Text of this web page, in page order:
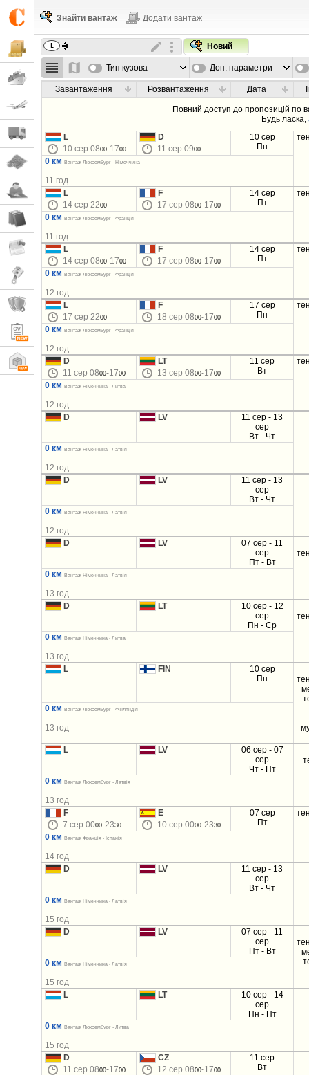
Знайти вантаж Додати вантаж
Новий
Тип кузова Доп. параметри
Завантаження Розвантаження Дата
Повний доступ до пропозицій по
Будь ласка,
L
10 сер 0800-1700
D
11 сер 0900
10 сер
Пн
0 км Вантаж Люксембург - Німеччина
11 год
L
14 сер 2200
F
17 сер 0800-1700
14 сер
Пт
0 км Вантаж Люксембург - Франція
11 год
L
14 сер 0800-1700
F
17 сер 0800-1700
14 сер
Пт
0 км Вантаж Люксембург - Франція
12 год
L
17 сер 2200
F
18 сер 0800-1700
17 сер
Пн
0 км Вантаж Люксембург - Франція
12 год
D
11 сер 0800-1700
LT
13 сер 0800-1700
11 сер
Вт
0 км Вантаж Німеччина - Литва
12 год
D
LV
11 сер - 13
сер
Вт - Чт
0 км
Вантаж Німеччина - Латвія
12 год
D
LV
11 сер - 13
сер
Вт - Чт
0 км
Вантаж Німеччина - Латвія
12 год
D
LV
07 сер - 11
сер
Пт - Вт
0 км Вантаж Німеччина - Латвія
13 год
D
LT
10 сер - 12
сер
Пн - Ср
0 км Вантаж Німеччина - Литва
13 год
L
FIN
10 сер
Пн
0 км Вантаж Люксембург - Фінляндія
13 год
L LV
06 сер - 07
сер
Чт - Пт
0 км Вантаж Люксембург - Латвія
13 год
F
7 сер 0000-2330
E
10 сер 0000-2330
07 сер
Пт
0 км Вантаж Франція - Іспанія
14 год
D
LV
11 сер - 13
сер
Вт - Чт
0 км
Вантаж Німеччина - Латвія
15 год
D
LV
07 сер - 11
сер
Пт - Вт
0 км Вантаж Німеччина - Латвія
15 год
L
LT
10 сер - 14
сер
Пн - Пт
0 км
Вантаж Люксембург - Литва
15 год
D
11 сер 0800-1700
CZ
12 сер 0800-1700
11 сер
Вт